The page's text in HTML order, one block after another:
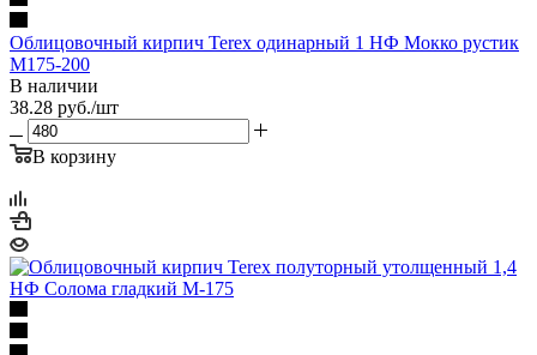
Облицовочный кирпич Terex одинарный 1 НФ Мокко рустик
М175-200
В наличии
38.28 руб./шт
В корзину